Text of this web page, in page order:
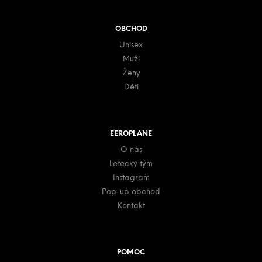
OBCHOD
Unisex
Muži
Ženy
Děti
EEROPLANE
O nás
Letecký tým
Instagram
Pop-up obchod
Kontakt
POMOC